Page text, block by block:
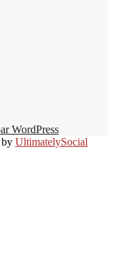
WordPress
by UltimatelySocial